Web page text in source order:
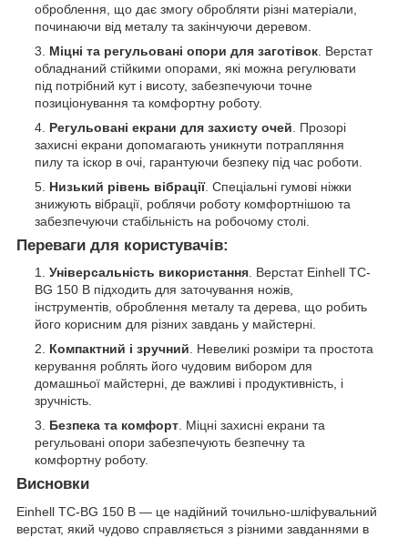
оброблення, що дає змогу обробляти різні матеріали,
починаючи від металу та закінчуючи деревом.
Міцні та регульовані опори для заготівок . Верстат
обладнаний стійкими опорами, які можна регулювати
під потрібний кут і висоту, забезпечуючи точне
позиціонування та комфортну роботу.
Регульовані екрани для захисту очей . Прозорі
захисні екрани допомагають уникнути потрапляння
пилу та іскор в очі, гарантуючи безпеку під час роботи.
Низький рівень вібрації. Спеціальні гумові ніжки
знижують вібрації, роблячи роботу комфортнішою та
забезпечуючи стабільність на робочому столі.
Переваги для користувачів:
Універсальність використання. Верстат Einhell TC-
BG 150 B підходить для заточування ножів,
інструментів, оброблення металу та дерева, що робить
його корисним для різних завдань у майстерні.
Компактний і зручний. Невеликі розміри та простота
керування роблять його чудовим вибором для
домашньої майстерні, де важливі і продуктивність, і
зручність.
Безпека та комфорт. Міцні захисні екрани та
регульовані опори забезпечують безпечну та
комфортну роботу.
Висновки
Einhell TC-BG 150 B — це надійний точильно-шліфувальний
верстат, який чудово справляється з різними завданнями в